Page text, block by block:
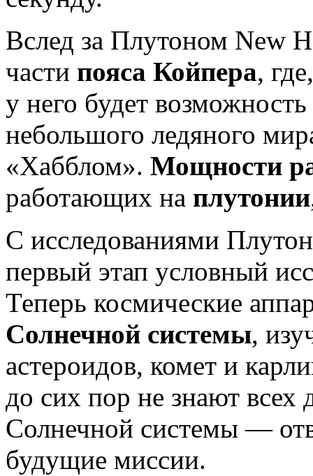
Вслед за Плутоном New
части пояса Койпера,
у него будет
небольшого ледяного
«Хабблом». Мощности
работающих на плутонии
С исследованиями
первый этап условный
Теперь космические
Солнечной системы,
астероидов, комет и
до сих пор не знают всех
Солнечной системы —
будущие миссии.